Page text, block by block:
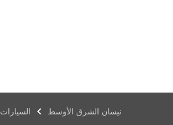
نيسان الشرق الأوسط السيارات